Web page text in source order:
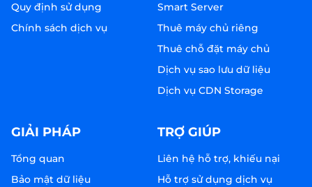
Quy định sử dụng
Chính sách dịch vụ
Smart Server
Thuê máy chủ riêng
Thuê chỗ đặt máy chủ
Dịch vụ sao lưu dữ liệu
Dịch vụ CDN Storage
GIẢI PHÁP
Tổng quan
Bảo mật dữ liệu
TRỢ GIÚP
Liên hệ hỗ trợ, khiếu nại
Hỗ trợ sử dụng dịch vụ